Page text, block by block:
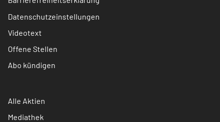
Datenschutzeinstellungen
Videotext
Offene Stellen
Abo kündigen
Alle Aktien
Mediathek